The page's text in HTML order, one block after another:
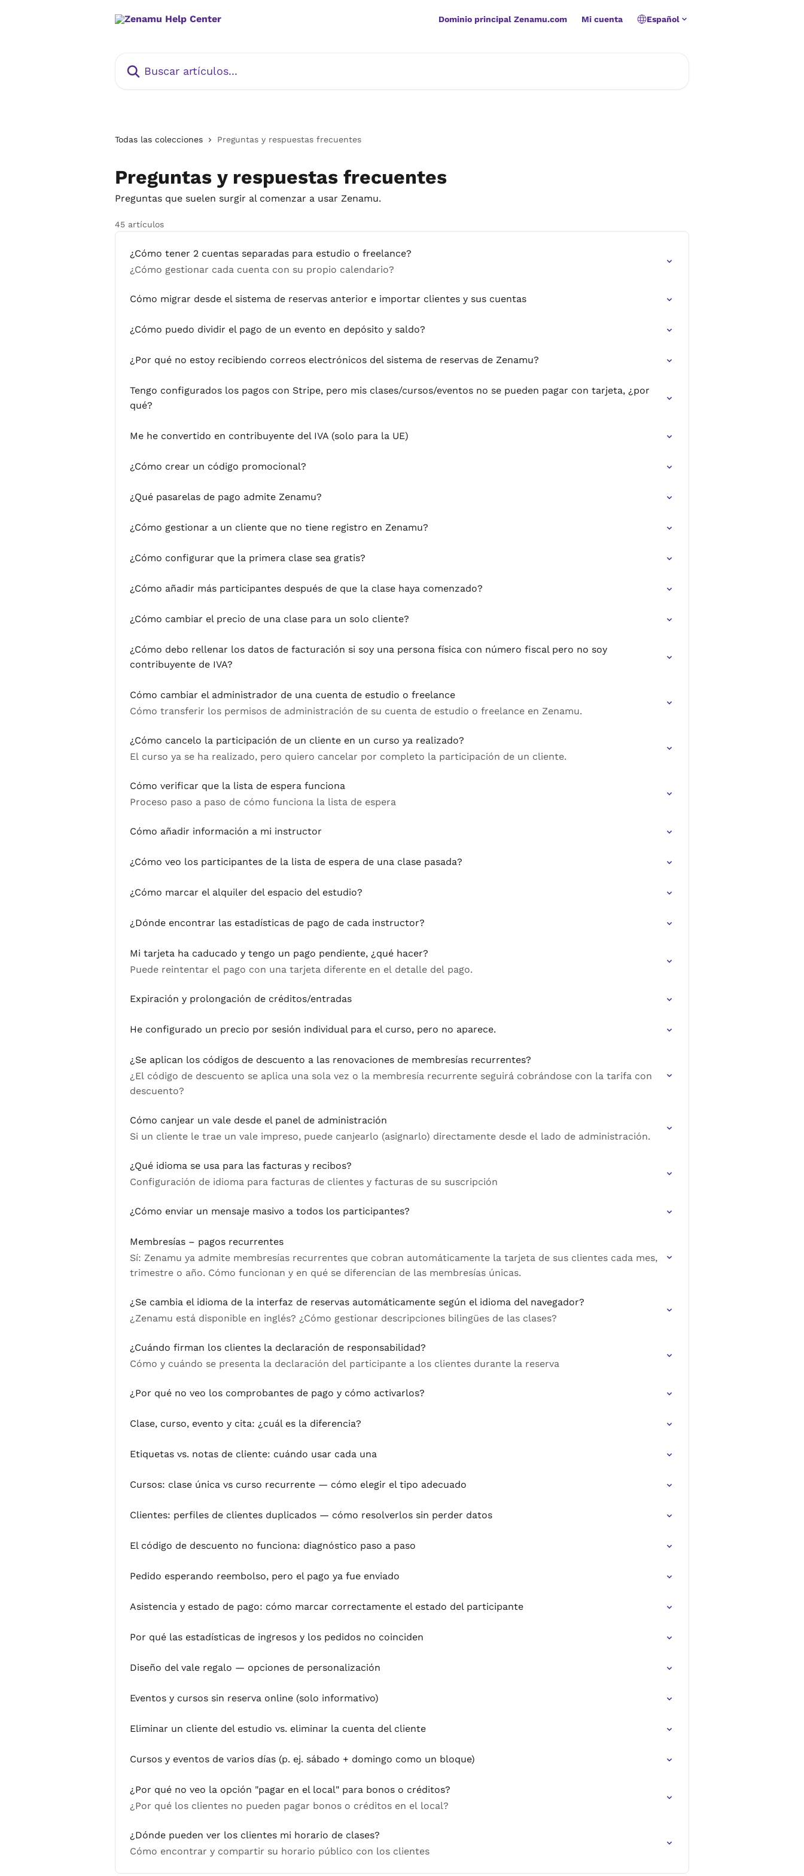
Dominio principal Zenamu.com Mi cuenta Español
Todas las colecciones Preguntas y respuestas frecuentes
Preguntas y respuestas frecuentes
Preguntas que suelen surgir al comenzar a usar Zenamu.
45 artículos
¿Cómo tener 2 cuentas separadas para estudio o freelance?
¿Cómo gestionar cada cuenta con su propio calendario?
Cómo migrar desde el sistema de reservas anterior e importar clientes y sus cuentas
¿Cómo puedo dividir el pago de un evento en depósito y saldo?
¿Por qué no estoy recibiendo correos electrónicos del sistema de reservas de Zenamu?
Tengo configurados los pagos con Stripe, pero mis clases/cursos/eventos no se pueden pagar con tarjeta, ¿por
qué?
Me he convertido en contribuyente del IVA (solo para la UE)
¿Cómo crear un código promocional?
¿Qué pasarelas de pago admite Zenamu?
¿Cómo gestionar a un cliente que no tiene registro en Zenamu?
¿Cómo configurar que la primera clase sea gratis?
¿Cómo añadir más participantes después de que la clase haya comenzado?
¿Cómo cambiar el precio de una clase para un solo cliente?
¿Cómo debo rellenar los datos de facturación si soy una persona física con número fiscal pero no soy
contribuyente de IVA?
Cómo cambiar el administrador de una cuenta de estudio o freelance
Cómo transferir los permisos de administración de su cuenta de estudio o freelance en Zenamu.
¿Cómo cancelo la participación de un cliente en un curso ya realizado?
El curso ya se ha realizado, pero quiero cancelar por completo la participación de un cliente.
Cómo verificar que la lista de espera funciona
Proceso paso a paso de cómo funciona la lista de espera
Cómo añadir información a mi instructor
¿Cómo veo los participantes de la lista de espera de una clase pasada?
¿Cómo marcar el alquiler del espacio del estudio?
¿Dónde encontrar las estadísticas de pago de cada instructor?
Mi tarjeta ha caducado y tengo un pago pendiente, ¿qué hacer?
Puede reintentar el pago con una tarjeta diferente en el detalle del pago.
Expiración y prolongación de créditos/entradas
He configurado un precio por sesión individual para el curso, pero no aparece.
¿Se aplican los códigos de descuento a las renovaciones de membresías recurrentes?
¿El código de descuento se aplica una sola vez o la membresía recurrente seguirá cobrándose con la tarifa con
descuento?
Cómo canjear un vale desde el panel de administración
Si un cliente le trae un vale impreso, puede canjearlo (asignarlo) directamente desde el lado de administración.
¿Qué idioma se usa para las facturas y recibos?
Configuración de idioma para facturas de clientes y facturas de su suscripción
¿Cómo enviar un mensaje masivo a todos los participantes?
Membresías – pagos recurrentes
Sí: Zenamu ya admite membresías recurrentes que cobran automáticamente la tarjeta de sus clientes cada mes,
trimestre o año. Cómo funcionan y en qué se diferencian de las membresías únicas.
¿Se cambia el idioma de la interfaz de reservas automáticamente según el idioma del navegador?
¿Zenamu está disponible en inglés? ¿Cómo gestionar descripciones bilingües de las clases?
¿Cuándo firman los clientes la declaración de responsabilidad?
Cómo y cuándo se presenta la declaración del participante a los clientes durante la reserva
¿Por qué no veo los comprobantes de pago y cómo activarlos?
Clase, curso, evento y cita: ¿cuál es la diferencia?
Etiquetas vs. notas de cliente: cuándo usar cada una
Cursos: clase única vs curso recurrente — cómo elegir el tipo adecuado
Clientes: perfiles de clientes duplicados — cómo resolverlos sin perder datos
El código de descuento no funciona: diagnóstico paso a paso
Pedido esperando reembolso, pero el pago ya fue enviado
Asistencia y estado de pago: cómo marcar correctamente el estado del participante
Por qué las estadísticas de ingresos y los pedidos no coinciden
Diseño del vale regalo — opciones de personalización
Eventos y cursos sin reserva online (solo informativo)
Eliminar un cliente del estudio vs. eliminar la cuenta del cliente
Cursos y eventos de varios días (p. ej. sábado + domingo como un bloque)
¿Por qué no veo la opción "pagar en el local" para bonos o créditos?
¿Por qué los clientes no pueden pagar bonos o créditos en el local?
¿Dónde pueden ver los clientes mi horario de clases?
Cómo encontrar y compartir su horario público con los clientes